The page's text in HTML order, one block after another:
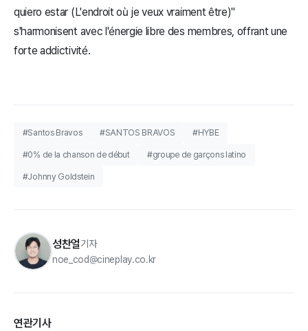
quiero estar (L'endroit où je veux vraiment être)"
s'harmonisent avec l'énergie libre des membres, offrant une
forte addictivité.
#Santos Bravos #SANTOS BRAVOS #HYBE
#0% de la chanson de début #groupe de garçons latino
#Johnny Goldstein
성찬얼기자
noe_cod@cineplay.co.kr
연관기사